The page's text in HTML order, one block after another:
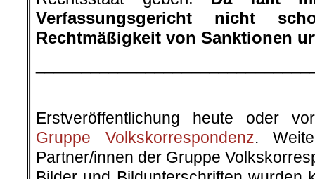
Verfassungsgericht nicht
Rechtmäßigkeit von Sanktionen
Erstveröffentlichung heute oder
Gruppe Volkskorrespondenz.
Partner/innen der Gruppe